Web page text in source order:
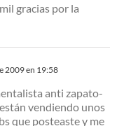
gracias por la
2009 en 19:58
anti zapato-
vendiendo unos
que posteaste y me